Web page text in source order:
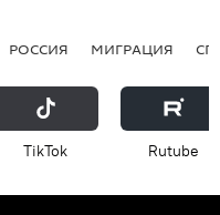
РОССИЯ МИГРАЦИЯ
ТikТоk Rutube